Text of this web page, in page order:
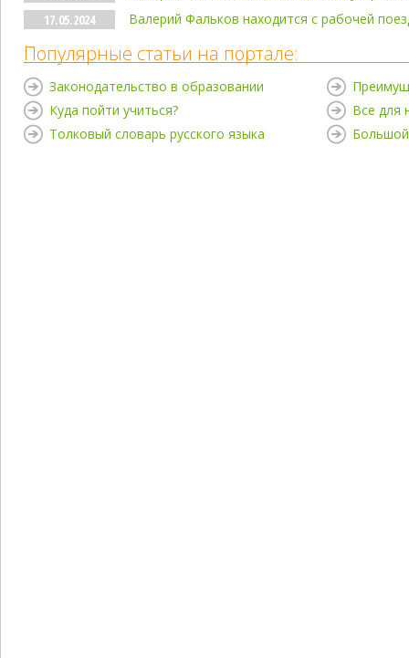
17.05.2024
Валерий Фальков находится с рабочей
Популярные статьи на портале:
Законодательство в образовании
Куда пойти учиться?
Толковый словарь русского языка
Все для
Большой